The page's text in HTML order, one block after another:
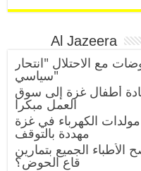
Al Jazeera
مع الاحتلال "انتحار
سياسي"
أطفال غزة إلى سوق
العمل مبكرا
الكهرباء في غزة
مهددة بالتوقف
الجميع بتمارين
قاع الحوض؟